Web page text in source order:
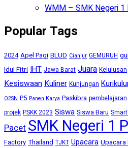
WMM – SMK Negeri 1
Popular Tags
2024 Apel Pagi BLUD Cianjur GEMURUH
Idul Fitri IHT Jawa Barat Juara Kelulusan
Kesiswaan Kuliner Kunjungan
O2SN P5 Panen Karya Paskibra pembelajaran
projek PSKK 2023 Siswa Siswa Baru
PacetSMK Negeri 1
Factory Thailand TJKT Upacara Upacara